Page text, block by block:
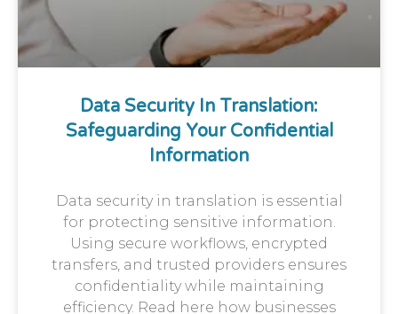
Data Security In Translation:
Safeguarding Your Confidential
Information
Data security in translation is essential
for protecting sensitive information.
Using secure workflows, encrypted
transfers, and trusted providers ensures
confidentiality while maintaining
efficiency. Read here how businesses